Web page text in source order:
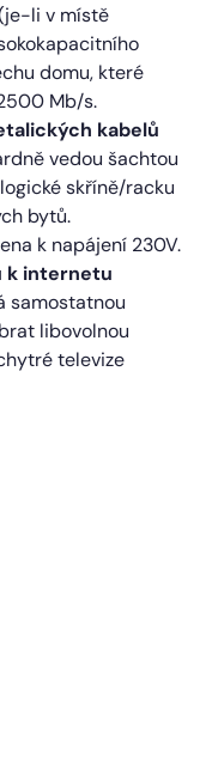
li v místě
domu, které
Mb/s.
kabelů
vedou šachtou
skříně/racku
bytů.
k napájení 230V.
k internetu
samostatnou
libovolnou
televize